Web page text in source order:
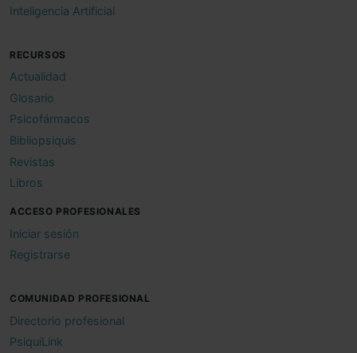
Inteligencia Artificial
RECURSOS
Actualidad
Glosario
Psicofármacos
Bibliopsiquis
Revistas
Libros
ACCESO PROFESIONALES
Iniciar sesión
Registrarse
COMUNIDAD PROFESIONAL
Directorio profesional
PsiquiLink